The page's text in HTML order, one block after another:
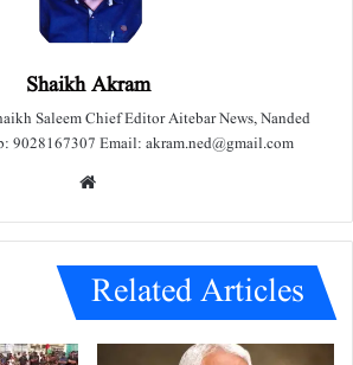
Shaikh Akram
Saleem Chief Editor Aitebar News, Nanded
9028167307 Email: akram.ned@gmail.com
e
Related Articles